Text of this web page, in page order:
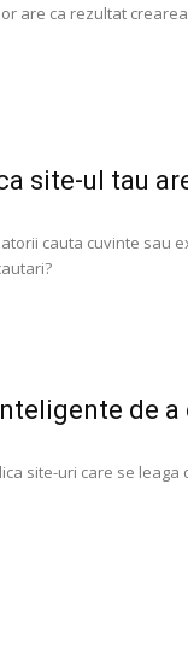
are ca rezultat
site-ul tau
cauta cuvinte sau
de
site-uri care se